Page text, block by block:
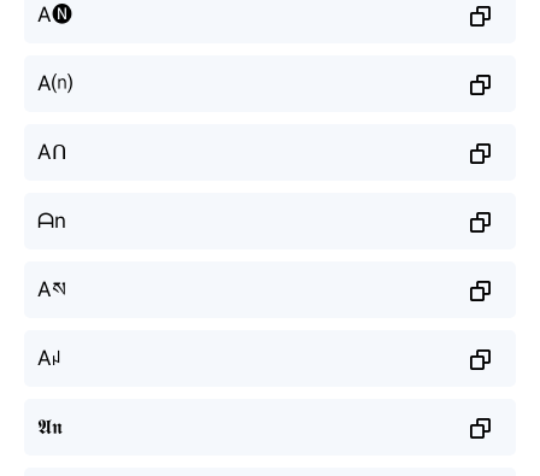
A🅝
A⒩
Aᑎ
ᗩn
Aས
Aꈤ
𝕬𝖓